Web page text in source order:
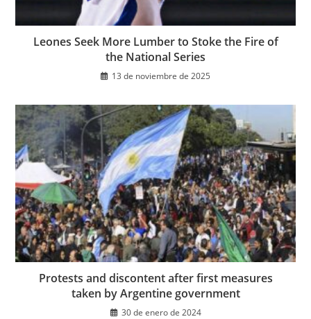
Leones Seek More Lumber to Stoke the Fire of
the National Series
13 de noviembre de 2025
Protests and discontent after first measures
taken by Argentine government
30 de enero de 2024